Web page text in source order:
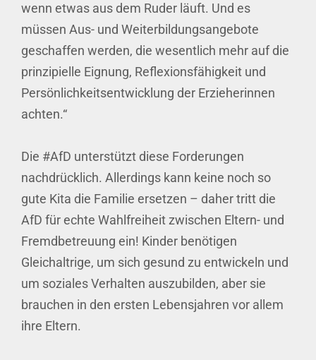
wenn etwas aus dem Ruder läuft. Und es
müssen Aus- und Weiterbildungsangebote
geschaffen werden, die wesentlich mehr auf die
prinzipielle Eignung, Reflexionsfähigkeit und
Persönlichkeitsentwicklung der Erzieherinnen
achten.“
Die #AfD unterstützt diese Forderungen
nachdrücklich. Allerdings kann keine noch so
gute Kita die Familie ersetzen – daher tritt die
AfD für echte Wahlfreiheit zwischen Eltern- und
Fremdbetreuung ein! Kinder benötigen
Gleichaltrige, um sich gesund zu entwickeln und
um soziales Verhalten auszubilden, aber sie
brauchen in den ersten Lebensjahren vor allem
ihre Eltern.